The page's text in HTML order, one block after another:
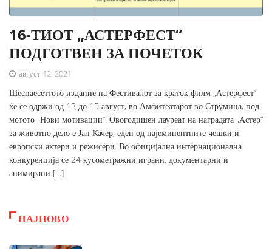
16-ТИОТ „АСТЕРФЕСТ“
ПОДГОТВЕН ЗА ПОЧЕТОК
август 12, 2021
Шеснаесеттото издание на Фестивалот за краток филм „Астерфест“
ќе се одржи од 13 до 15 август, во Амфитеатарот во Струмица, под
мотото „Нови мотивации“. Овогодишен лауреат на наградата „Астер“
за животно дело е Јан Качер, еден од најеминентните чешки и
европски актери и режисери. Во официјална интернационална
конкуренција се 24 кусометражни играни, документарни и
анимирани […]
НАЈНОВО